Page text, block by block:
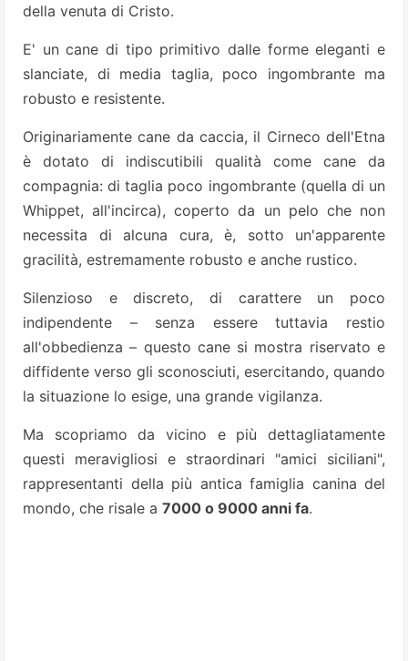
della venuta di Cristo.
E' un cane di tipo primitivo dalle forme eleganti e
slanciate, di media taglia, poco ingombrante ma
robusto e resistente.
Originariamente cane da caccia, il Cirneco dell'Etna
è dotato di indiscutibili qualità come cane da
compagnia: di taglia poco ingombrante (quella di un
Whippet, all'incirca), coperto da un pelo che non
necessita di alcuna cura, è, sotto un'apparente
gracilità, estremamente robusto e anche rustico.
Silenzioso e discreto, di carattere un poco
indipendente – senza essere tuttavia restio
all'obbedienza – questo cane si mostra riservato e
diffidente verso gli sconosciuti, esercitando, quando
la situazione lo esige, una grande vigilanza.
Ma scopriamo da vicino e più dettagliatamente
questi meravigliosi e straordinari "amici siciliani",
rappresentanti della più antica famiglia canina del
mondo, che risale a 7000 o 9000 anni fa.